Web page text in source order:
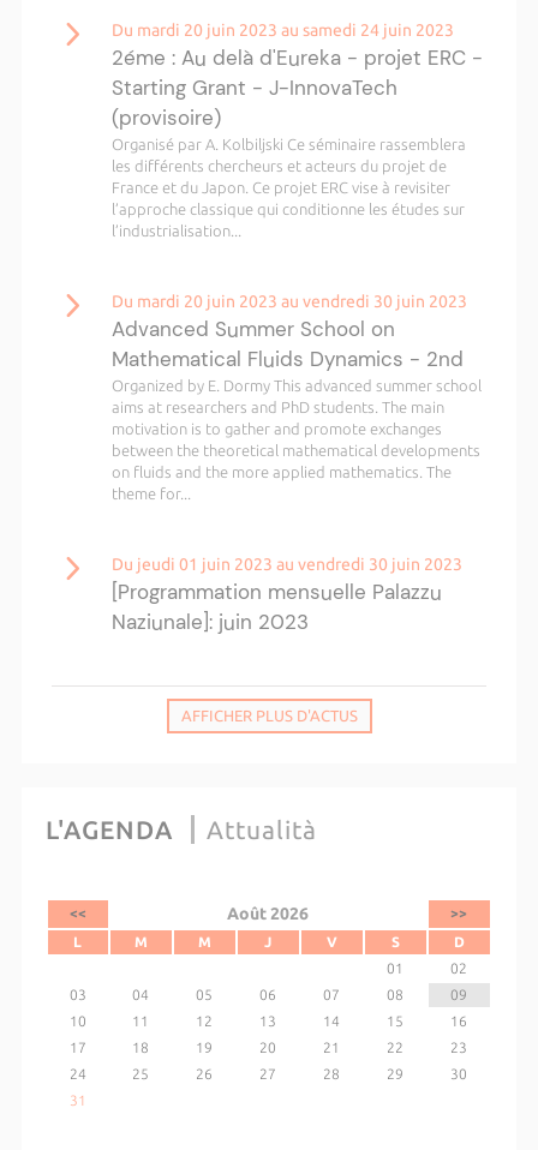
Du mardi 20 juin 2023 au samedi 24 juin 2023
2éme : Au delà d'Eureka - projet ERC -
Starting Grant - J-InnovaTech
(provisoire)
Organisé par A. Kolbiljski Ce séminaire rassemblera
les différents chercheurs et acteurs du projet de
France et du Japon. Ce projet ERC vise à revisiter
l’approche classique qui conditionne les études sur
l’industrialisation...
Du mardi 20 juin 2023 au vendredi 30 juin 2023
Advanced Summer School on
Mathematical Fluids Dynamics - 2nd
Organized by E. Dormy This advanced summer school
aims at researchers and PhD students. The main
motivation is to gather and promote exchanges
between the theoretical mathematical developments
on fluids and the more applied mathematics. The
theme for...
Du jeudi 01 juin 2023 au vendredi 30 juin 2023
[Programmation mensuelle Palazzu
Naziunale]: juin 2023
AFFICHER PLUS D'ACTUS
L'AGENDA Attualità
<< Août 2026
>>
L
M M J V S
D
01
02
03
04 05 06 07 08
09
10
11 12 13 14 15
16
17
18 19 20 21 22
23
24
25 26 27 28 29
30
31